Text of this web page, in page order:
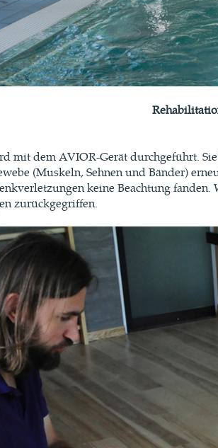
mit dem AVIOR-Gerät durchgeführt.
(Muskeln, Sehnen und Bänder)
keine Beachtung
zurückgegriffen.